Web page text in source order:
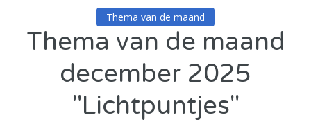
Thema van de maand
Thema van de maand
december 2025
"Lichtpuntjes"